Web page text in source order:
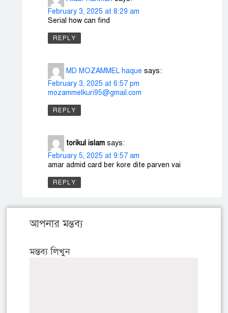
February 3, 2025 at 8:29 am
Serial how can find
REPLY
MD MOZAMMEL haque says:
February 3, 2025 at 6:57 pm
mozammelkuri95@gmail.com
REPLY
torikul islam says:
February 5, 2025 at 9:57 am
amar admid card ber kore dite parven vai
REPLY
আপনার মন্তব্য
মন্তব্য লিখুন